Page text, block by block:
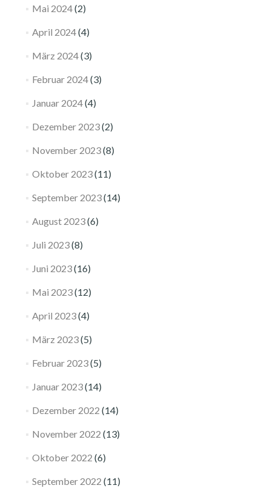
Mai 2024(2)
April 2024(4)
März 2024(3)
Februar 2024(3)
Januar 2024(4)
Dezember 2023(2)
November 2023(8)
Oktober 2023(11)
September 2023(14)
August 2023(6)
Juli 2023(8)
Juni 2023(16)
Mai 2023(12)
April 2023(4)
März 2023(5)
Februar 2023(5)
Januar 2023(14)
Dezember 2022 (14)
November 2022 (13)
Oktober 2022 (6)
September 2022 (11)